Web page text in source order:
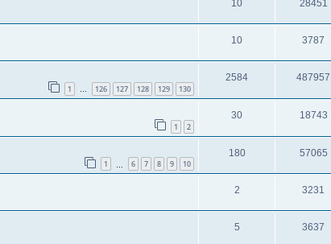
10 28451
10 3787
1 … 126 127 128 129 130
2584 487957
1 2
30 18743
1 6 7 8 9 10
180 57065
2 3231
5 3637